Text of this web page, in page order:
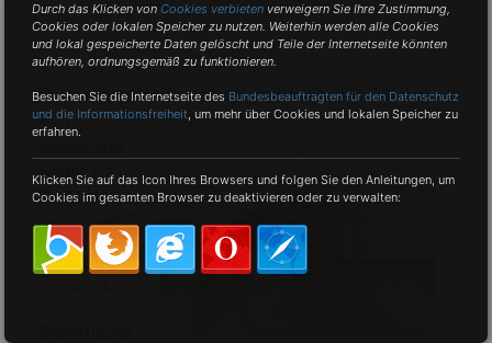
Professioneller Kammerjäger-Service für Bröckel
Sie haben
auf
Ihrem Hof
Ihrem
Zuhause?
Durch das Klicken von Cookies verbieten verweigern Sie Ihre Zustimmung,
Cookies oder lokalen Speicher zu nutzen. Weiterhin werden alle Cookies
und lokal gespeicherte Daten gelöscht und Teile der Internetseite könnten
aufhören, ordnungsgemäß zu funktionieren.
Besuchen Sie die Internetseite des Bundesbeauftragten für den Datenschutz
und die Informationsfreiheit, um mehr über Cookies und lokalen Speicher zu
erfahren.
Klicken Sie auf das Icon Ihres Browsers und folgen Sie den Anleitungen, um
Cookies im gesamten Browser zu deaktivieren oder zu verwalten: